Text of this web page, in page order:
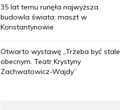
35 lat temu runęła najwyższa
budowla świata: maszt w
Konstantynowie
Otwarto wystawę „Trzeba być stale
obecnym. Teatr Krystyny
Zachwatowicz-Wajdy”